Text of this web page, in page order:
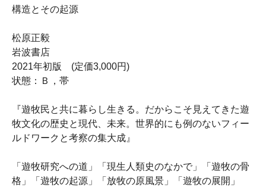
構造とその起源
松原正毅
岩波書店
2021年初版 (定価3,000円)
状態：Ｂ，帯
『遊牧民と共に暮らし生きる。だからこそ見えてきた遊
牧文化の歴史と現代、未来。世界的にも例のないフィー
ルドワークと考察の集大成』
「遊牧研究への道」「現生人類史のなかで」「遊牧の骨
格」「遊牧の起源」「放牧の原風景」「遊牧の展開」